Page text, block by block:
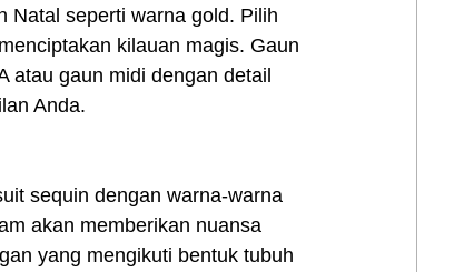
Natal seperti warna gold. Pilih
kilauan magis. Gaun
atau gaun midi dengan detail
Anda.
sequin dengan warna-warna
akan memberikan nuansa
yang mengikuti bentuk tubuh